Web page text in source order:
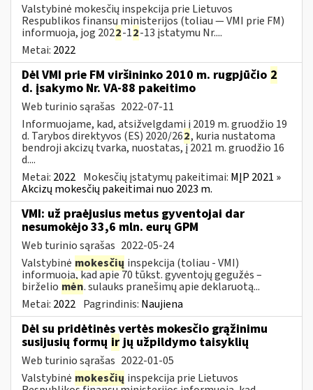
Valstybinė mokesčių inspekcija prie Lietuvos
Respublikos finansų ministerijos (toliau — VMI prie FM)
informuoja, jog 2022-12-13 įstatymu Nr....
Metai: 2022
Dėl VMI prie FM viršininko 2010 m. rugpjūčio 2
d. įsakymo Nr. VA-88 pakeitimo
Web turinio sąrašas 2022-07-11
Informuojame, kad, atsižvelgdami į 2019 m. gruodžio 19
d. Tarybos direktyvos (ES) 2020/262, kuria nustatoma
bendroji akcizų tvarka, nuostatas, į 2021 m. gruodžio 16
d....
Metai: 2022 Mokesčių įstatymų pakeitimai: MĮP 2021 »
Akcizų mokesčių pakeitimai nuo 2023 m.
VMI: už praėjusius metus gyventojai dar
nesumokėjo 33,6 mln. eurų GPM
Web turinio sąrašas 2022-05-24
Valstybinė mokesčių inspekcija (toliau - VMI)
informuoja, kad apie 70 tūkst. gyventojų gegužės –
birželio mėn. sulauks pranešimų apie deklaruotą...
Metai: 2022 Pagrindinis: Naujiena
Dėl su pridėtinės vertės mokesčio grąžinimu
susijusių formų irjų užpildymo taisyklių
Web turinio sąrašas 2022-01-05
Valstybinė mokesčių inspekcija prie Lietuvos